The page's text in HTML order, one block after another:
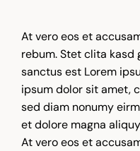
At vero eos et
rebum. Stet clita kasd
sanctus est Lorem
ipsum dolor sit amet,
sed diam nonumy
et dolore magna
At vero eos et